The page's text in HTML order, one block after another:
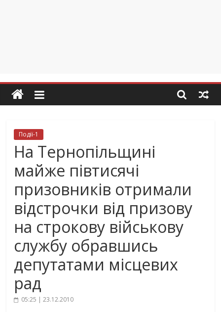
Події-1
На Тернопільщині
майже півтисячі
призовників отримали
відстрочки від призову
на строкову військову
службу обравшись
депутатами місцевих
рад
05:25 | 23.12.2010